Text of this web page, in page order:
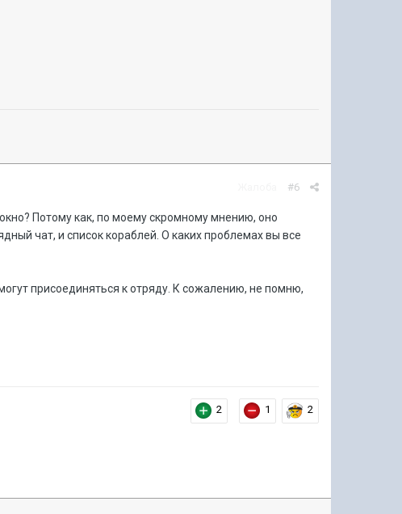
#6
Потому как, по моему скромному мнению, оно
чат, и список кораблей. О каких проблемах вы все
присоединяться к отряду. К сожалению, не помню,
2 1 2